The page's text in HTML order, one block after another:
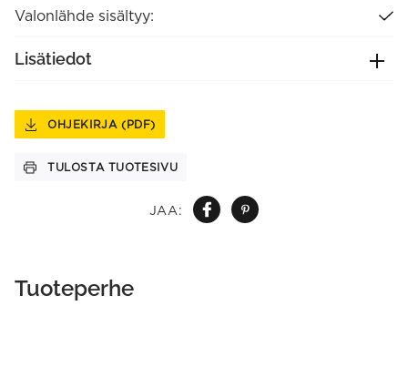
JAA:
Valonlähde sisältyy:
Lisätiedot
OHJEKIRJA (PDF)
TULOSTA TUOTESIVU
Tuoteperhe